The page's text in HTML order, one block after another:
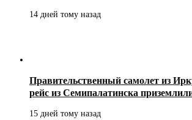
14 дней тому назад
Правительственный самолет из
рейс из Семипалатинска
15 дней тому назад